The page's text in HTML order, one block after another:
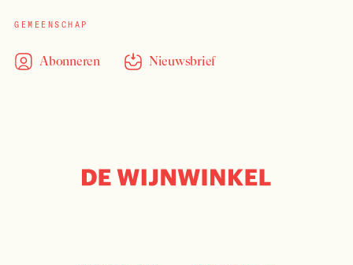
GEMEENSCHAP
Abonneren Nieuwsbrief